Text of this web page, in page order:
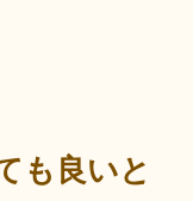
も良いと